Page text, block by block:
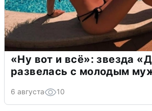
«Ну вот и всё»: звезда
развелась с молодым
6 августа 10